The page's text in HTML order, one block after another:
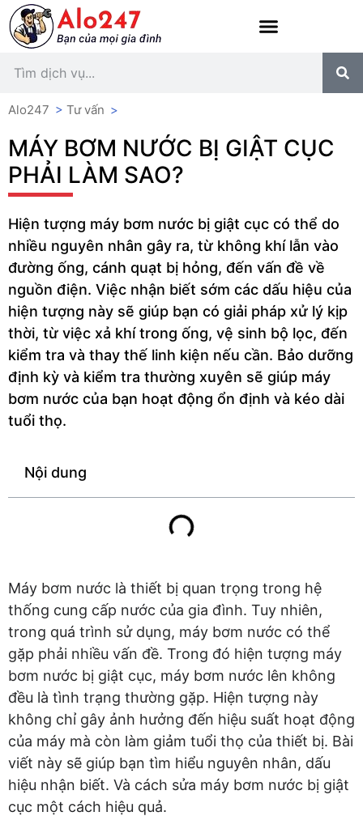
Alo247 > Tư vấn >
MÁY BƠM NƯỚC BỊ GIẬT CỤC
PHẢI LÀM SAO?
Hiện tượng máy bơm nước bị giật cục có thể do
nhiều nguyên nhân gây ra, từ không khí lẫn vào
đường ống, cánh quạt bị hỏng, đến vấn đề về
nguồn điện. Việc nhận biết sớm các dấu hiệu của
hiện tượng này sẽ giúp bạn có giải pháp xử lý kịp
thời, từ việc xả khí trong ống, vệ sinh bộ lọc, đến
kiểm tra và thay thế linh kiện nếu cần. Bảo dưỡng
định kỳ và kiểm tra thường xuyên sẽ giúp máy
bơm nước của bạn hoạt động ổn định và kéo dài
tuổi thọ.
Nội dung
Máy bơm nước là thiết bị quan trọng trong hệ
thống cung cấp nước của gia đình. Tuy nhiên,
trong quá trình sử dụng, máy bơm nước có thể
gặp phải nhiều vấn đề. Trong đó hiện tượng máy
bơm nước bị giật cục, máy bơm nước lên không
đều là tình trạng thường gặp. Hiện tượng này
không chỉ gây ảnh hưởng đến hiệu suất hoạt động
của máy mà còn làm giảm tuổi thọ của thiết bị. Bài
viết này sẽ giúp bạn tìm hiểu nguyên nhân, dấu
hiệu nhận biết. Và cách sửa máy bơm nước bị giật
cục một cách hiệu quả.